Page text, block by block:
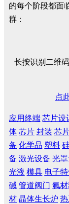
的每个阶段都面
群：
长按识别二维
点
应用终端 芯片设
体 芯片 封装 芯
备 化学品 塑料
备 激光设备 光
光液 模具 电子
碱 管道阀门 氟
材 晶体生长炉